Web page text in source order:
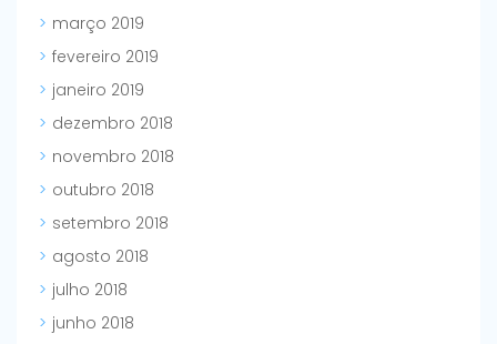
março 2019
fevereiro 2019
janeiro 2019
dezembro 2018
novembro 2018
outubro 2018
setembro 2018
agosto 2018
julho 2018
junho 2018